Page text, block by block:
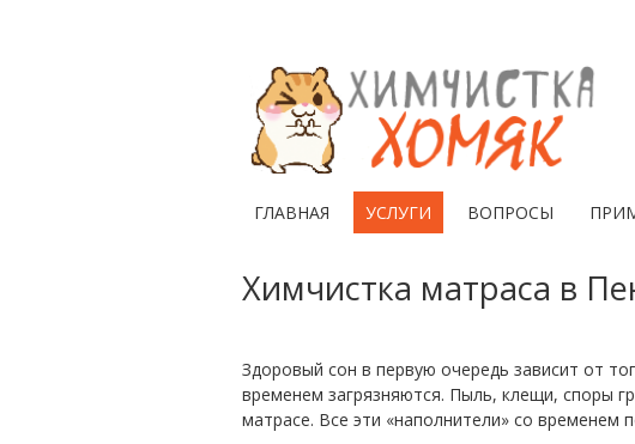
ГЛАВНАЯ УСЛУГИ ВОПРОСЫ
Химчистка матраса в
Здоровый сон в первую очередь зависит от
временем загрязняются. Пыль, клещи, споры
матрасе. Все эти «наполнители» со временем